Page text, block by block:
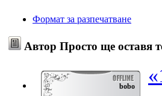
Формат за разпечатване
Автор Просто ще оставя
bobo